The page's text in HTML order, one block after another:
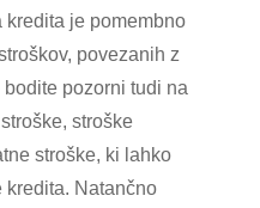
je pomembno
povezanih z
pozorni tudi na
stroške
stroške, ki lahko
kredita. Natančno